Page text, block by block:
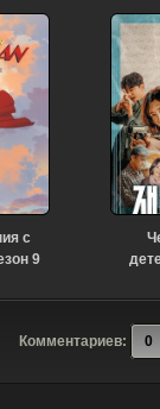
с
9
Комментариев: 0